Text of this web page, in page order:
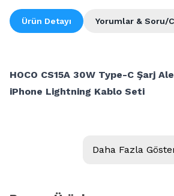
Ürün Detayı Yorumlar & Soru/
HOCO CS15A 30W Type-C Şarj
iPhone Lightning Kablo Seti
Daha Fazla